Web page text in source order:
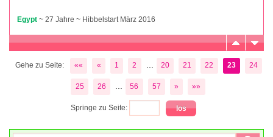
Egypt ~ 27 Jahre ~ Hibbelstart März 2016
Gehe zu Seite: «« « 1 2 ... 20 21 22 23 24
25 26 56 57 » »»
Springe zu Seite: